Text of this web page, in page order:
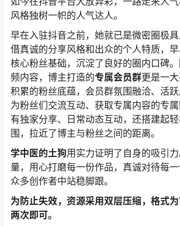
风格独树一帜的人气达人。
早在入驻抖音之前，她就已是微密圈极
借真诚的分享风格和出众的个人特质，
核心粉丝基础，沉淀了良好的圈内口碑
频内容，博主打造的专属会员群更是一
积累的粉丝底蕴，会员群氛围融洽、活
为粉丝们交流互动、获取专属内容的专
有独家分享、日常动态互动，还搭建起
围，拉近了博主与粉丝之间的距离。
学中医的土狗用实力证明了自身的吸引
量，用心打磨每一份作品，真诚对待每
众多创作者中站稳脚跟。
为防止失效，资源采用双层压缩，格式
两次即可。